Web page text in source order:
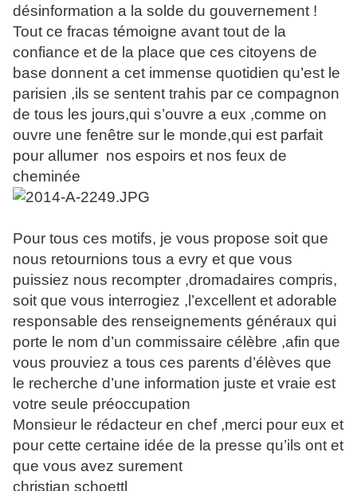
désinformation a la solde du gouvernement !
Tout ce fracas témoigne avant tout de la
confiance et de la place que ces citoyens de
base donnent a cet immense quotidien qu’est le
parisien ,ils se sentent trahis par ce compagnon
de tous les jours,qui s’ouvre a eux ,comme on
ouvre une fenêtre sur le monde,qui est parfait
pour allumer nos espoirs et nos feux de
cheminée
Pour tous ces motifs, je vous propose soit que
nous retournions tous a evry et que vous
puissiez nous recompter ,dromadaires compris,
soit que vous interrogiez ,l’excellent et adorable
responsable des renseignements généraux qui
porte le nom d’un commissaire célèbre ,afin que
vous prouviez a tous ces parents d’élèves que
le recherche d’une information juste et vraie est
votre seule préoccupation
Monsieur le rédacteur en chef ,merci pour eux et
pour cette certaine idée de la presse qu’ils ont et
que vous avez surement
christian schoettl